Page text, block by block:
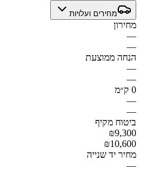
מחירים ועלויות
מחירון
—
—
הנחה ממוצעת
—
—
0 ק״מ
—
—
ביטוח מקיף
₪9,300
₪10,600
מחיר יד שנייה
—